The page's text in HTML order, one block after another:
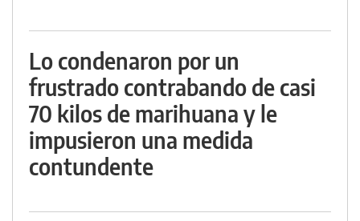
Lo condenaron por un
frustrado contrabando de casi
70 kilos de marihuana y le
impusieron una medida
contundente